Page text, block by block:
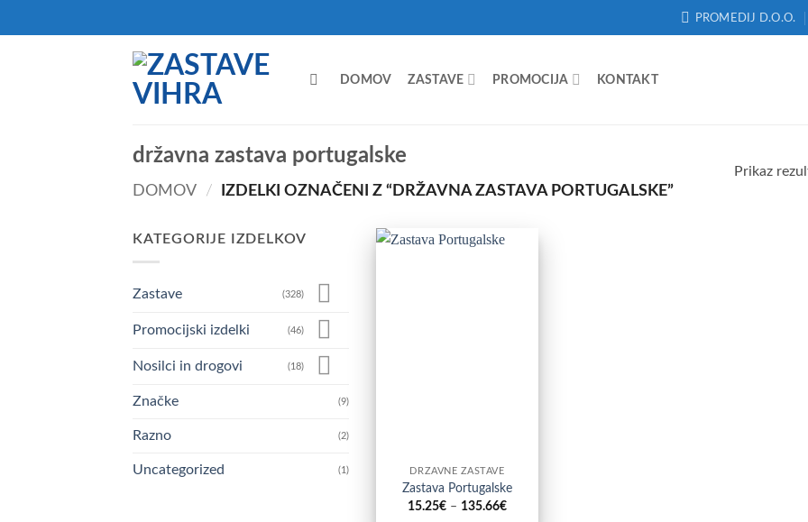
na
PROMEDIJ D.O.O.
DOMOV ZASTAVE PROMOCIJA KONTAKT
državna zastava portugalske
DOMOV / IZDELKI OZNAČENI Z “DRŽAVNA ZASTAVA PORTUGALSKE”
Prikaz
KATEGORIJE IZDELKOV
Zastave (328)
Promocijski izdelki (46)
Nosilci in drogovi (18)
Značke (9)
Razno (2)
Uncategorized (1) DRŽAVNE ZASTAVE
Zastava Portugalske
15.25€ – 135.66€Cenovni